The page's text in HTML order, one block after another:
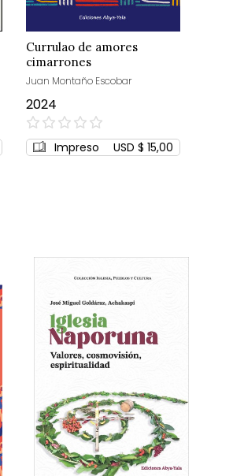
Currulao de amores
cimarrones
Juan Montaño Escobar
2024
0%
Impreso USD $ 15,00